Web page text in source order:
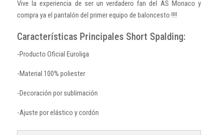
Vive la experiencia de ser un verdadero fan del AS Monaco y
compra ya el pantalón del primer equipo de baloncesto !!!!
Características Principales Short Spalding:
-Producto Oficial Euroliga
-Material 100% poliester
-Decoración por sublimación
-Ajuste por elástico y cordón